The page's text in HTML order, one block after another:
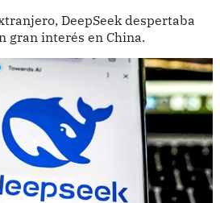
DeepSeek despertaba
gran interés en China.